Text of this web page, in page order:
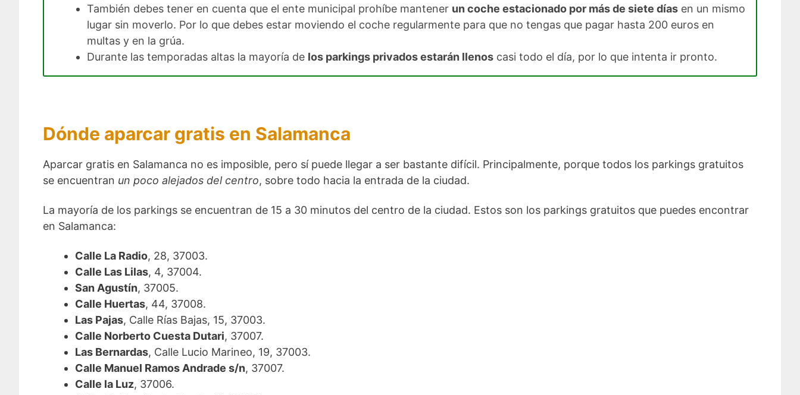
También debes tener en cuenta que el ente municipal prohíbe mantener un coche estacionado por más de siete días en un mismo
lugar sin moverlo. Por lo que debes estar moviendo el coche regularmente para que no tengas que pagar hasta 200 euros en
multas y en la grúa.
Durante las temporadas altas la mayoría de los parkings privados estarán llenos casi todo el día, por lo que intenta ir pronto.
Dónde aparcar gratis en Salamanca
Aparcar gratis en Salamanca no es imposible, pero sí puede llegar a ser bastante difícil. Principalmente, porque todos los parkings gratuitos
se encuentran un poco alejados del centro, sobre todo hacia la entrada de la ciudad.
La mayoría de los parkings se encuentran de 15 a 30 minutos del centro de la ciudad. Estos son los parkings gratuitos que puedes encontrar
en Salamanca:
Calle La Radio, 28, 37003.
Calle Las Lilas, 4, 37004.
San Agustín, 37005.
Calle Huertas, 44, 37008.
Las Pajas, Calle Rías Bajas, 15, 37003.
Calle Norberto Cuesta Dutari, 37007.
Las Bernardas, Calle Lucio Marineo, 19, 37003.
Calle Manuel Ramos Andrade s/n, 37007.
Calle la Luz, 37006.